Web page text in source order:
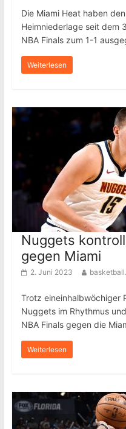
Die Miami Heat haben
Heimniederlage seit dem
NBA Finals zum 1-1
Weiterlesen
Nuggets
gegen Miami
2. Juni 2023
Trotz eineinhalbwöchiger
Nuggets im Rhythmus
NBA Finals gegen die
Weiterlesen